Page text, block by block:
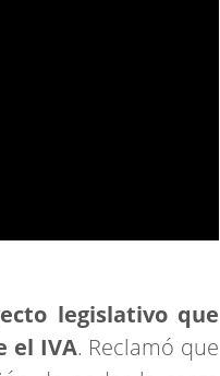
legislativo que
el IVA. Reclamó que